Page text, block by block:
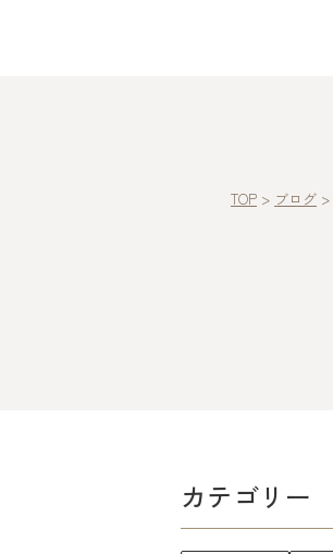
TOP > ブログ >
カテゴリー